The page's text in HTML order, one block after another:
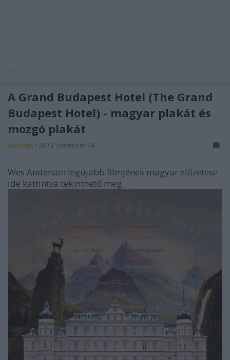
...
A Grand Budapest Hotel (The Grand
Budapest Hotel) - magyar plakát és
mozgó plakát
dvdnews • 2013. december 14.
Wes Anderson legújabb filmjének magyar előzetese
ide kattintva tekinthető meg.